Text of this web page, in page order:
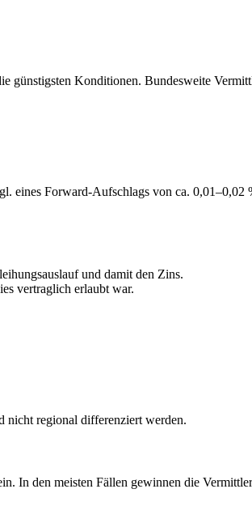
günstigsten Konditionen. Bundesweite
eines Forward-Aufschlags von ca. 0,01–0,02
und damit den Zins.
vertraglich erlaubt war.
regional differenziert werden.
In den meisten Fällen gewinnen die